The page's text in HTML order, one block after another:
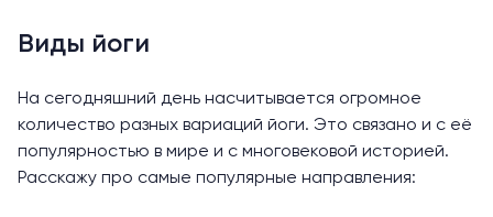
Виды йоги
На сегодняшний день насчитывается огромное
количество разных вариаций йоги. Это связано и с её
популярностью в мире и с многовековой историей.
Расскажу про самые популярные направления: